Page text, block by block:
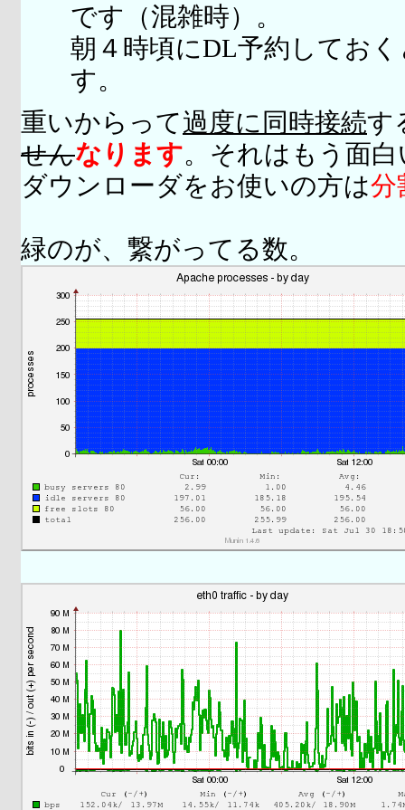
です（混雑時）。
朝４時頃にDL予約してお
す。
重いからって過度に同時接続す
せんなります。それはもう面
ダウンローダをお使いの方は分
緑のが、繋がってる数。